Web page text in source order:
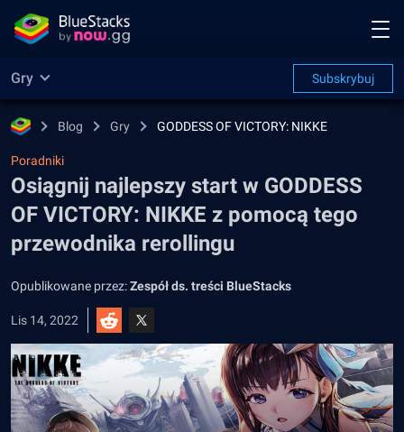
Gry Subskrybuj
Blog Gry GODDESS OF VICTORY: NIKKE
Poradniki
Osiągnij najlepszy start w GODDESS
OF VICTORY: NIKKE z pomocą tego
przewodnika rerollingu
Opublikowane przez:Zespół ds. treści BlueStacks
Lis 14, 2022